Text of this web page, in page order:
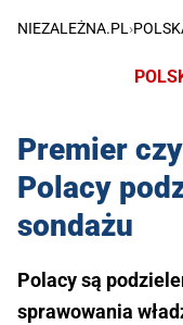
NIEZALEŻNA.PL ›
Premier
Polacy
sondażu
Polacy są
sprawowania